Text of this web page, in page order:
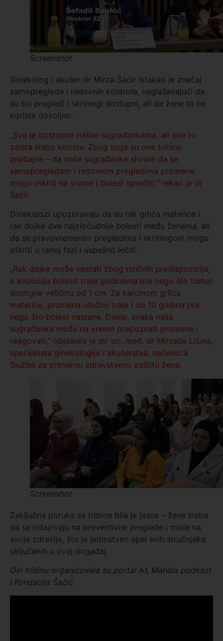
Screenshot
Ginekolog i akušer dr Mirza Šaćir istakao je značaj
samopregleda i redovnih kontrola, naglašavajući da
su svi pregledi i skriningi dostupni, ali da žene to ne
koriste dovoljno.
„Sve je dostupno našim sugrađankama, ali one to
zaista slabo koriste. Zbog toga su ove tribine
značajne – da naše sugrađanke shvate da se
samopregledom i redovnim pregledima promene
mogu otkriti na vreme i bolest sprečiti,“ rekao je dr
Šaćir.
Ginekolozi upozoravaju da su rak grlića materice i
rak dojke dve najzloćudnije bolesti među ženama, ali
da se pravovremenim pregledima i skriningom mogu
otkriti u ranoj fazi i uspešno lečiti.
„Rak dojke može nastati zbog rizičnih predispozicija,
a evolucija bolesti traje godinama pre nego što tumor
dostigne veličinu od 1 cm. Za karcinom grlića
materice, promena obično traje i do 10 godina pre
nego što bolest nastane. Dakle, svaka naša
sugrađanka može na vreme prepoznati promene i
reagovati,“ objasnila je mr sci. med. dr Mirsada Ličina,
specijalista ginekologije i akušerstva, načelnica
Službe za primarnu zdravstvenu zaštitu žena.
Screenshot
Zaključna poruka sa tribine bila je jasna – žene treba
da se odazivaju na preventivne preglede i misle na
svoje zdravlje, što je jedinstven apel svih stručnjaka
uključenih u ovaj događaj.
Ovi tribinu organizovala su portal A1, Mahala podkast
i Fondacija Šačić.